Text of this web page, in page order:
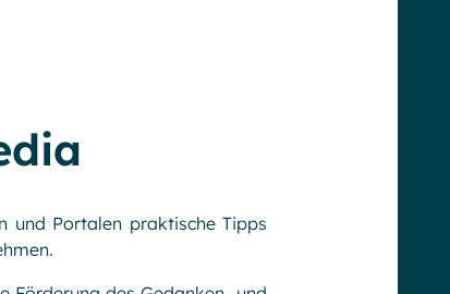
und Portalen praktische Tipps